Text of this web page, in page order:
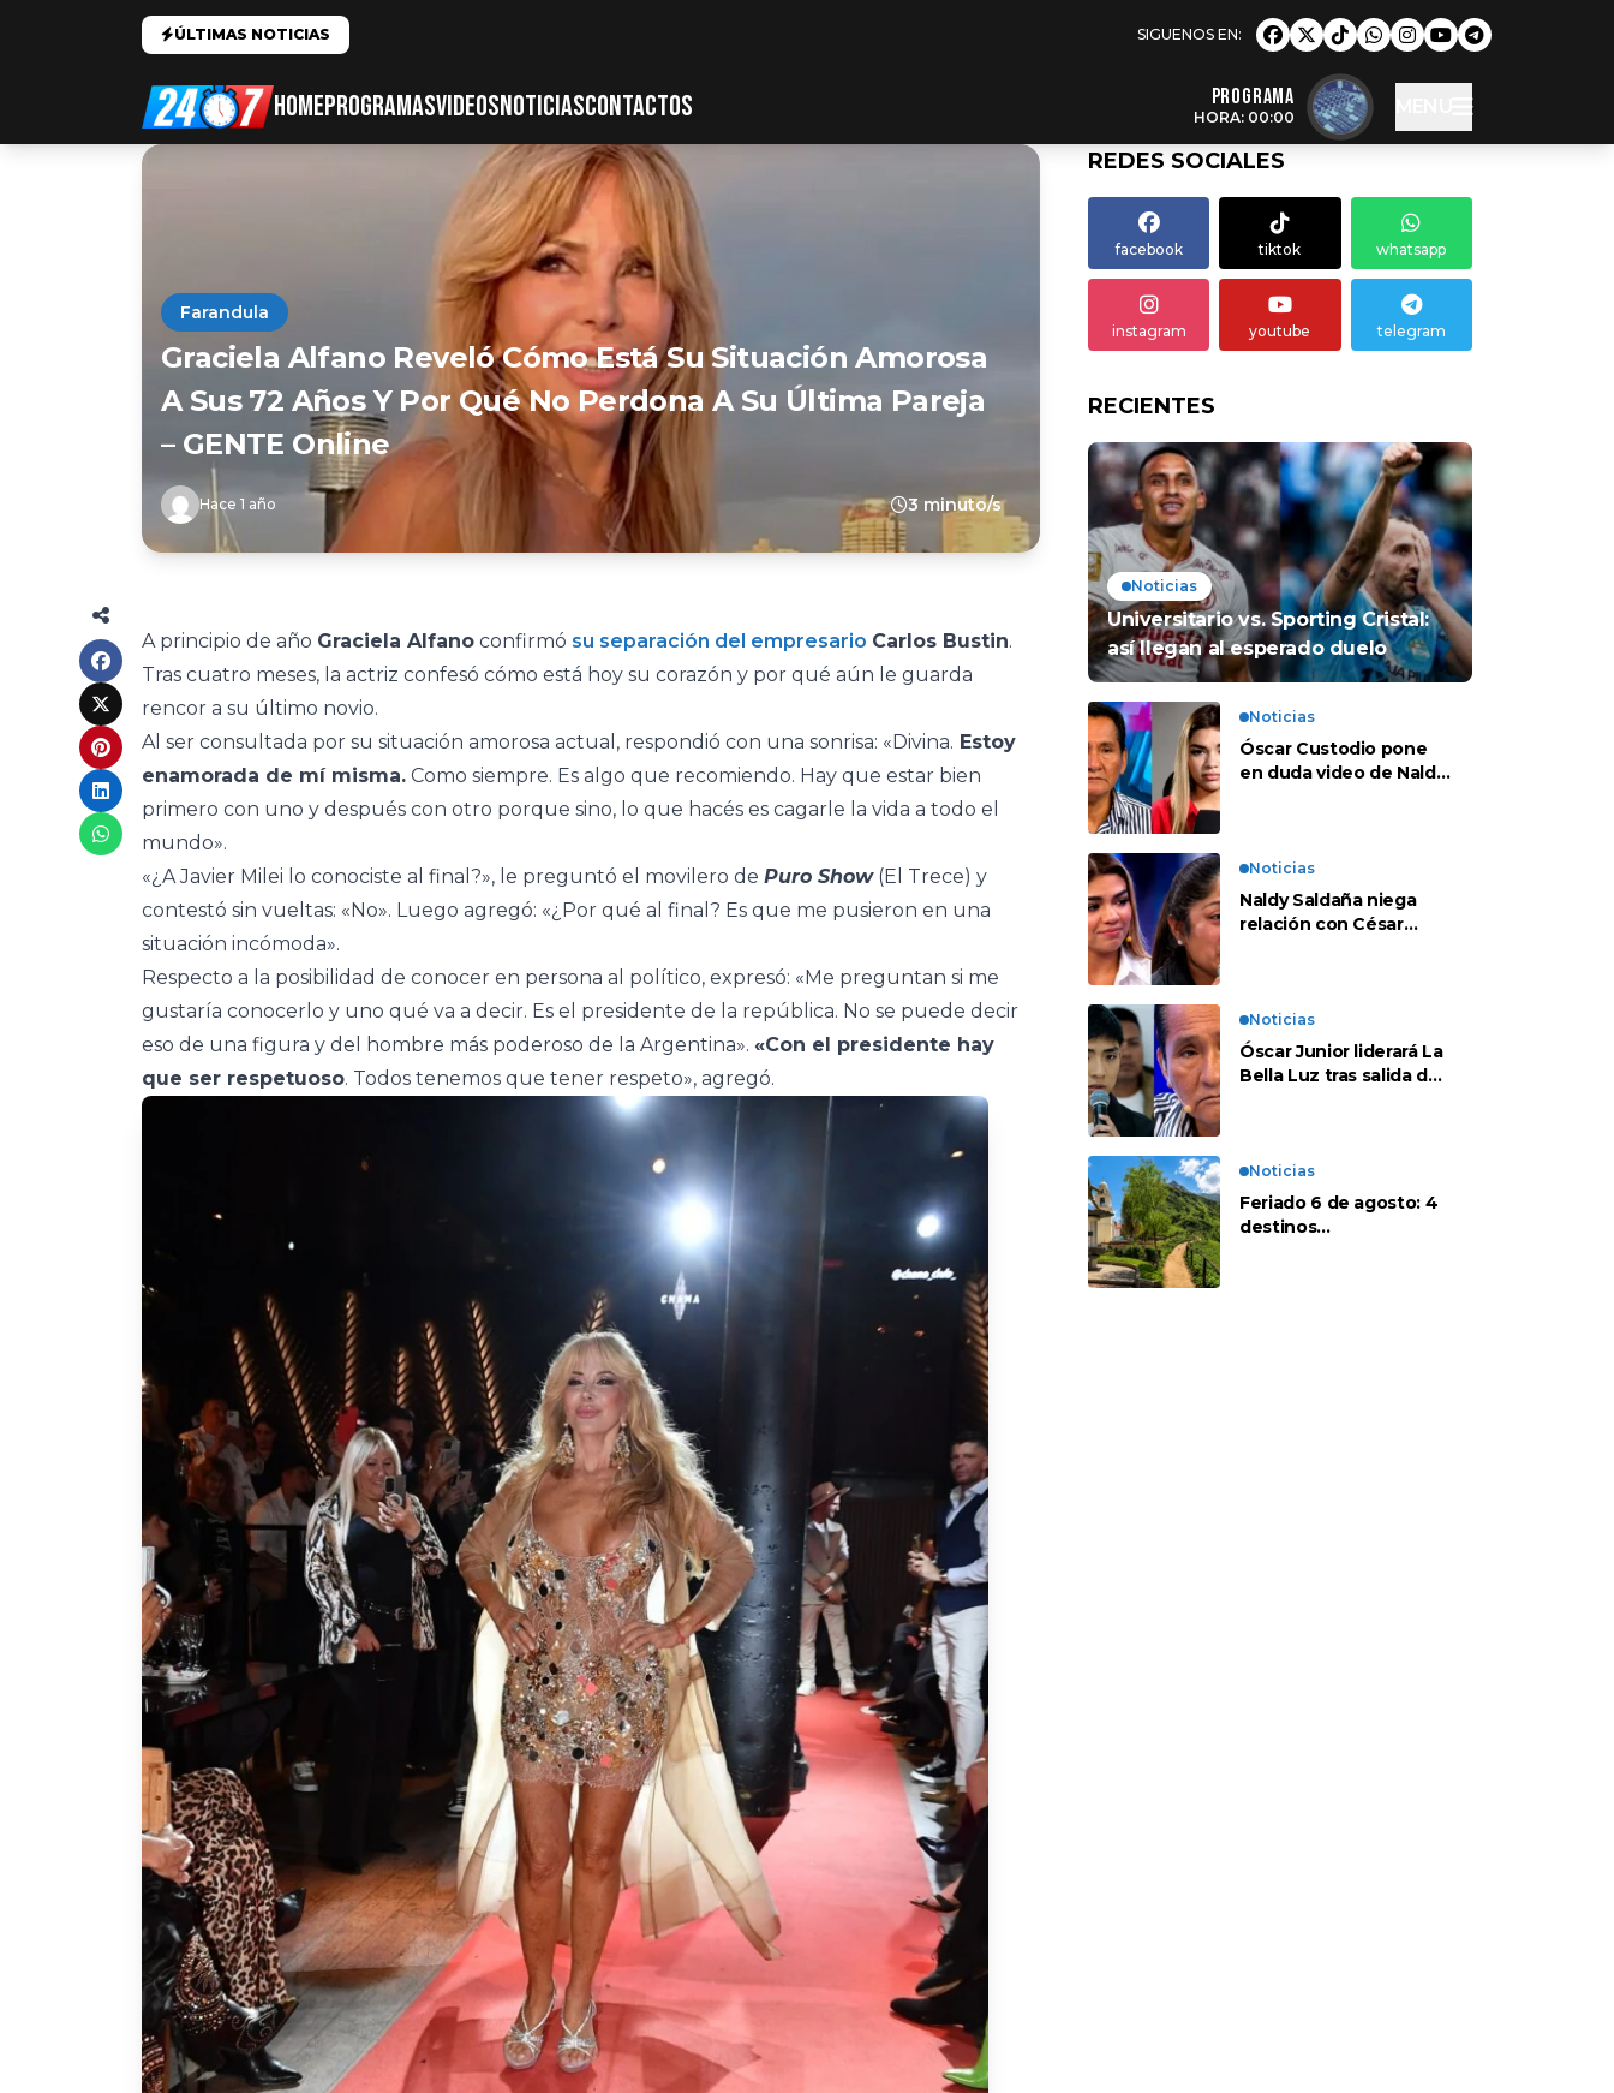
ÚLTIMAS NOTICIAS
HOMEPROGRAMASVIDEOSNOTICIASCONTACTOS Programa
HORA: 00:00
Farandula
Graciela Alfano Reveló Cómo Está Su Situación Amorosa
A Sus 72 Años Y Por Qué No Perdona A Su Última Pareja
– GENTE Online
Hace 1 año 3 minuto/s
A principio de año Graciela Alfano confirmó su separación del empresario Carlos Bustin.
Tras cuatro meses, la actriz confesó cómo está hoy su corazón y por qué aún le guarda
rencor a su último novio.
Al ser consultada por su situación amorosa actual, respondió con una sonrisa: «Divina. Estoy
enamorada de mí misma. Como siempre. Es algo que recomiendo. Hay que estar bien
primero con uno y después con otro porque sino, lo que hacés es cagarle la vida a todo el
mundo».
«¿A Javier Milei lo conociste al final?», le preguntó el movilero de Puro Show(El Trece) y
contestó sin vueltas: «No». Luego agregó: «¿Por qué al final? Es que me pusieron en una
situación incómoda».
Respecto a la posibilidad de conocer en persona al político, expresó: «Me preguntan si me
gustaría conocerlo y uno qué va a decir. Es el presidente de la república. No se puede decir
eso de una figura y del hombre más poderoso de la Argentina». «Con el presidente hay
que ser respetuoso. Todos tenemos que tener respeto», agregó.
REDES SOCIALES
facebook tiktok whatsapp
instagram youtube telegram
RECIENTES
Noticias
Universitario vs. Sporting Cristal:
así llegan al esperado duelo
Noticias
Óscar Custodio pone
en duda video de Naldy
Noticias
Naldy Saldaña niega
relación con César
Noticias
Óscar Junior liderará La
Bella Luz tras salida de
Noticias
Feriado 6 de agosto: 4
destinos